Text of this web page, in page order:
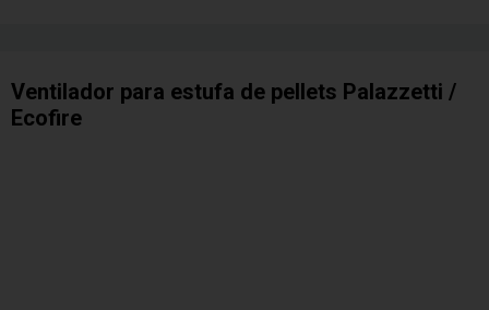
Ventilador para estufa de pellets Palazzetti /
Ecofire